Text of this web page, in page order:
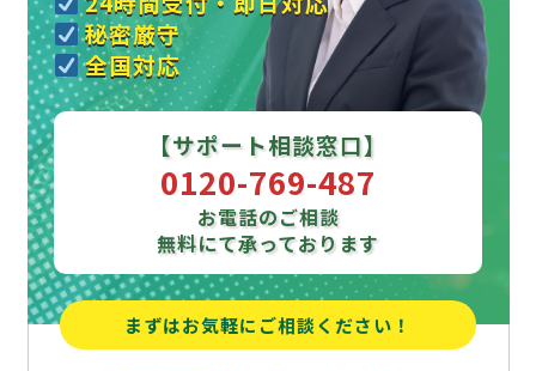
秘密厳守
全国対応
【サポート相談窓口】
0120-769-487
お電話のご相談
無料にて承っております
まずはお気軽にご相談ください！